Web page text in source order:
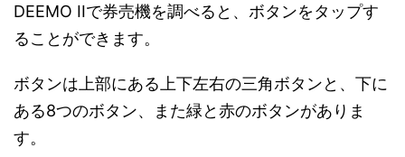
DEEMO IIで券売機を調べると、ボタンをタップす
ることができます。
ボタンは上部にある上下左右の三角ボタンと、下に
ある8つのボタン、また緑と赤のボタンがありま
す。